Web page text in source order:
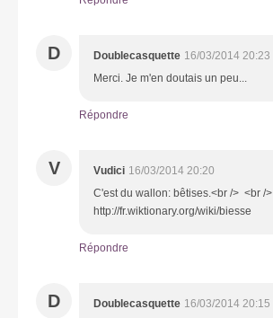
D Doublecasquette 16/03/2014 20:23
Merci. Je m'en doutais un peu...
Répondre
V Vudici 16/03/2014 20:20
C'est du wallon: bêtises.<br /> <br />
http://fr.wiktionary.org/wiki/biesse
Répondre
D Doublecasquette 16/03/2014 20:15